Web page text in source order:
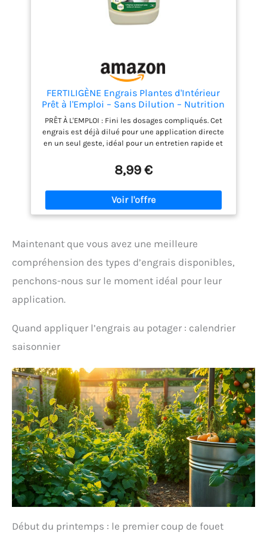
FERTILIGÈNE Engrais Plantes d'Intérieur
Prêt à l'Emploi – Sans Dilution – Nutrition
Éclat & Anti-Jaunissement – Pour
Monstera, Ficus, Pilea – 1L
PRÊT À L'EMPLOI : Fini les dosages compliqués. Cet
engrais est déjà dilué pour une application directe
en un seul geste, idéal pour un entretien rapide et
minérale haute performance qui garantit des
plantes visiblement plus belles, plus fortes et plus
vertes en seulement une semaine. FEUILLAGE
ÉCLATANT : Riche en nutriments essentiels pour
intensifier la couleur des feuilles et stimuler la
Parfaitement adapté à votre jungle urbaine :
Monstera, Calathea, Pilea, Ficus, Palmiers
d'intérieur et toutes variétés en pots. DOSAGE ULTRA-
PRÉCIS : Grâce au bouchon doseur, apportez la juste
pot (9cm à 20cm+) pour une santé durable.
8,99 €
Maintenant que vous avez une meilleure
compréhension des types d’engrais disponibles,
penchons-nous sur le moment idéal pour leur
application.
Quand appliquer l’engrais au potager : calendrier
saisonnier
Début du printemps : le premier coup de fouet